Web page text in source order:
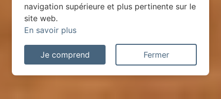
navigation supérieure et plus pertinente sur le
site web.
En savoir plus
Je comprend Fermer